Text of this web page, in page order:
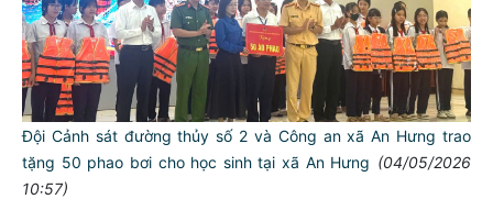
Đội Cảnh sát đường thủy số 2 và Công an xã An Hưng trao
tặng 50 phao bơi cho học sinh tại xã An Hưng (04/05/2026
10:57)